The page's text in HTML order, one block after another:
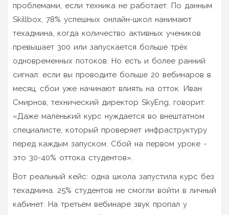
проблемами, если техника не работает. По данным
Skillbox, 78% успешных онлайн-школ нанимают
техадмина, когда количество активных учеников
превышает 300 или запускается больше трёх
одновременных потоков. Но есть и более ранний
сигнал: если вы проводите больше 20 вебинаров в
месяц, сбои уже начинают влиять на отток. Иван
Смирнов, технический директор SkyEng, говорит:
«Даже маленький курс нуждается во внештатном
специалисте, который проверяет инфраструктуру
перед каждым запуском. Сбой на первом уроке -
это 30-40% оттока студентов».
Вот реальный кейс: одна школа запустила курс без
техадмина. 25% студентов не смогли войти в личный
кабинет. На третьем вебинаре звук пропал у